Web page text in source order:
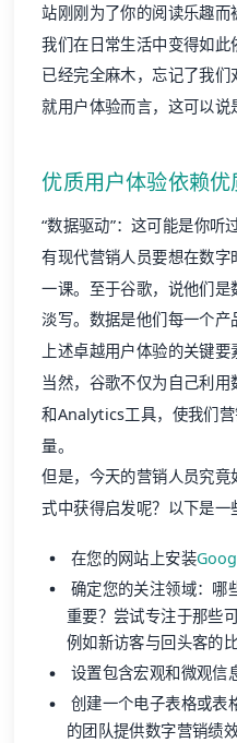
站刚刚为了你的阅读乐趣而
我们在日常生活中变得如
已经完全麻木，忘记了我们
就用户体验而言，这可以说
优质用户体验依赖优
“数据驱动”：这可能是你听
有现代营销人员要想在数
一课。至于谷歌，说他们
淡写。数据是他们每一个
上述卓越用户体验的关键要
当然，谷歌不仅为自己利
和Analytics工具，使我们
量。
但是，今天的营销人员究
式中获得启发呢？以下是一
在您的网站上安装
确定您的关注领域：哪
重要？尝试专注于那些
例如新访客与回头客的
设置包含宏观和微观信
创建一个电子表格或表
的团队提供数字营销绩